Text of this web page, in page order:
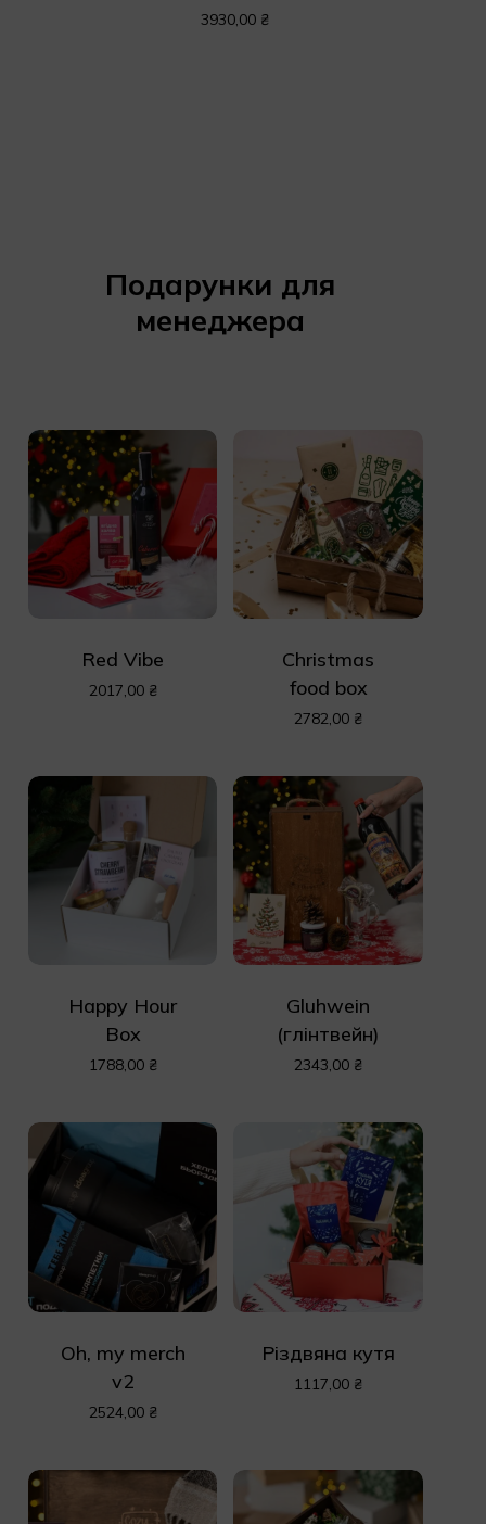
3930,00 ₴
Подарунки для
менеджера
Red Vibe
2017,00 ₴
Christmas
food box
2782,00 ₴
Happy Hour
Box
1788,00 ₴
Gluhwein
(глінтвейн)
2343,00 ₴
Oh, my merch
v2
2524,00 ₴
Різдвяна кутя
1117,00 ₴